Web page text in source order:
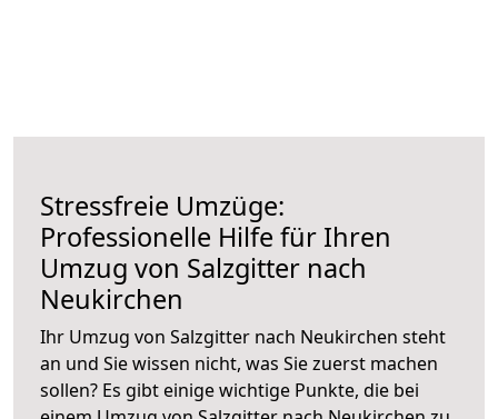
Stressfreie Umzüge:
Professionelle Hilfe für Ihren
Umzug von Salzgitter nach
Neukirchen
Ihr Umzug von Salzgitter nach Neukirchen steht
an und Sie wissen nicht, was Sie zuerst machen
sollen? Es gibt einige wichtige Punkte, die bei